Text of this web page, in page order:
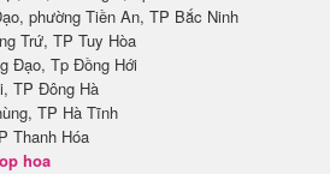
phường Tiền An, TP Bắc Ninh
Trứ, TP Tuy Hòa
Đạo, Tp Đồng Hới
TP Đông Hà
TP Hà Tĩnh
Thanh Hóa
hoa